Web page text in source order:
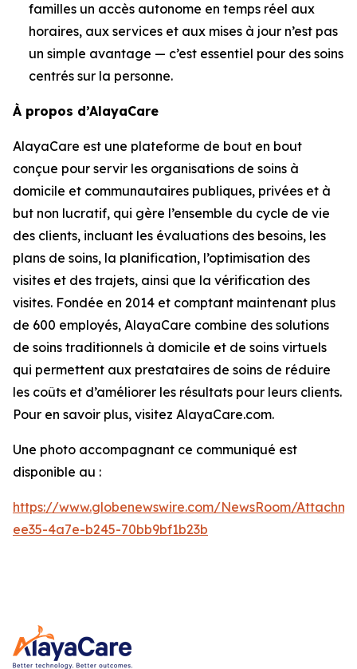
familles un accès autonome en temps réel aux
horaires, aux services et aux mises à jour n’est pas
un simple avantage — c’est essentiel pour des soins
centrés sur la personne.
À propos d’AlayaCare
AlayaCare est une plateforme de bout en bout
conçue pour servir les organisations de soins à
domicile et communautaires publiques, privées et à
but non lucratif, qui gère l’ensemble du cycle de vie
des clients, incluant les évaluations des besoins, les
plans de soins, la planification, l’optimisation des
visites et des trajets, ainsi que la vérification des
visites. Fondée en 2014 et comptant maintenant plus
de 600 employés, AlayaCare combine des solutions
de soins traditionnels à domicile et de soins virtuels
qui permettent aux prestataires de soins de réduire
les coûts et d’améliorer les résultats pour leurs clients.
Pour en savoir plus, visitez AlayaCare.com.
Une photo accompagnant ce communiqué est
disponible au :
https://www.globenewswire.com/NewsRoom/
ee35-4a7e-b245-70bb9bf1b23b